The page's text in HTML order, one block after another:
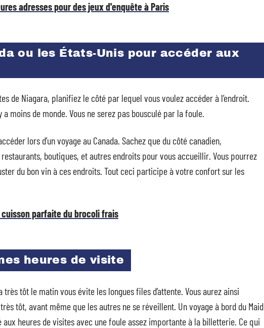
adresses pour des jeux d'enquête à Paris
ou les États-Unis pour accéder aux
de Niagara, planifiez le côté par lequel vous voulez accéder à l’endroit.
moins de monde. Vous ne serez pas bousculé par la foule.
lors d’un voyage au Canada. Sachez que du côté canadien,
boutiques, et autres endroits pour vous accueillir. Vous pourrez
du bon vin à ces endroits. Tout ceci participe à votre confort sur les
parfaite du brocoli frais
heures de visite
très tôt le matin vous évite les longues files d’attente. Vous aurez ainsi
tôt, avant même que les autres ne se réveillent. Un voyage à bord du Maid
heures de visites avec une foule assez importante à la billetterie. Ce qui